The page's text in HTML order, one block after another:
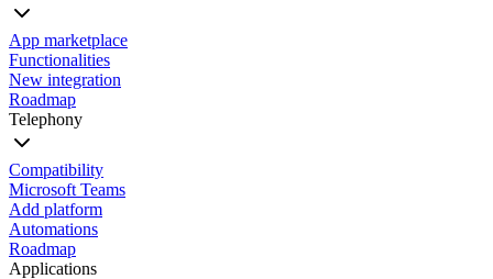
App marketplace
Functionalities
New integration
Roadmap
Telephony
Compatibility
Microsoft Teams
Add platform
Automations
Roadmap
Applications